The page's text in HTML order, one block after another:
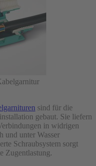
sind für die
gebaut. Sie liefern
in widrigen
und unter Wasser
Schraubsystem sorgt
Zugentlastung.